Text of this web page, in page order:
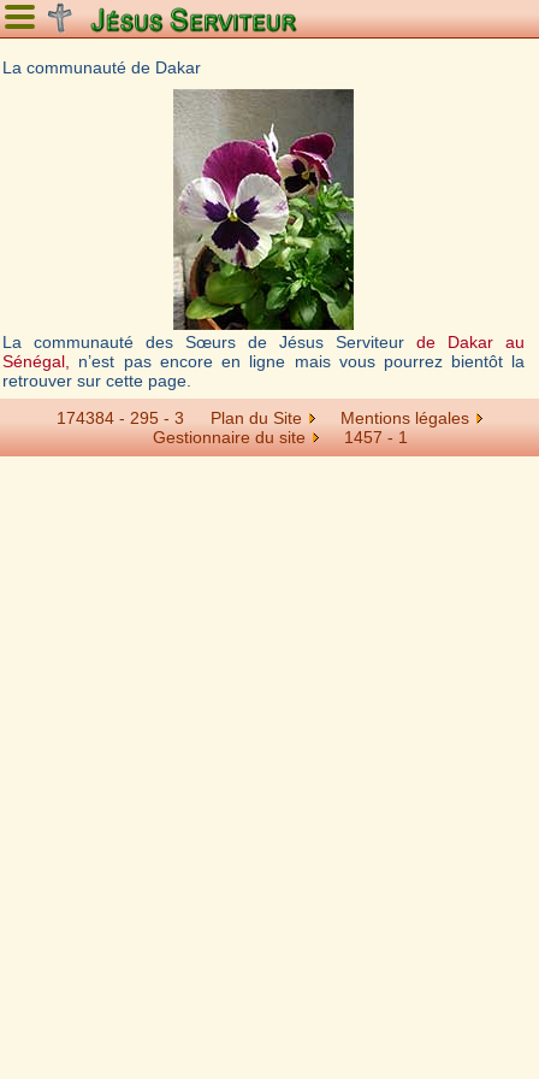
La communauté de Dakar
La communauté des Sœurs de Jésus Serviteurde Dakar au
Sénégal,
n’est pas encore en ligne mais vous pourrez bientôt la
retrouver sur cette page.
174384 - 295 - 3
Plan du Site
Mentions légales
Gestionnaire du site
1457 - 1